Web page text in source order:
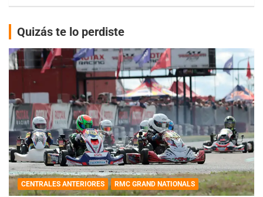
Quizás te lo perdiste
CENTRALES ANTERIORES RMC GRAND NATIONALS